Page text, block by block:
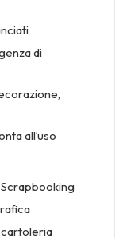
di
all’uso